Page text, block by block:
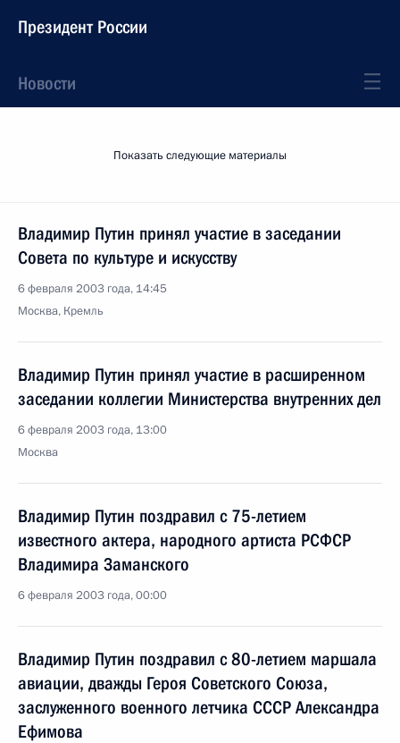
Президент России
Новости
Показать следующие материалы
Владимир Путин принял участие в заседании
Совета по культуре и искусству
6 февраля 2003 года, 14:45
Москва, Кремль
Владимир Путин принял участие в расширенном
заседании коллегии Министерства внутренних дел
6 февраля 2003 года, 13:00
Москва
Владимир Путин поздравил с 75-летием
известного актера, народного артиста РСФСР
Владимира Заманского
6 февраля 2003 года, 00:00
Владимир Путин поздравил с 80-летием маршала
авиации, дважды Героя Советского Союза,
заслуженного военного летчика СССР Александра
Ефимова